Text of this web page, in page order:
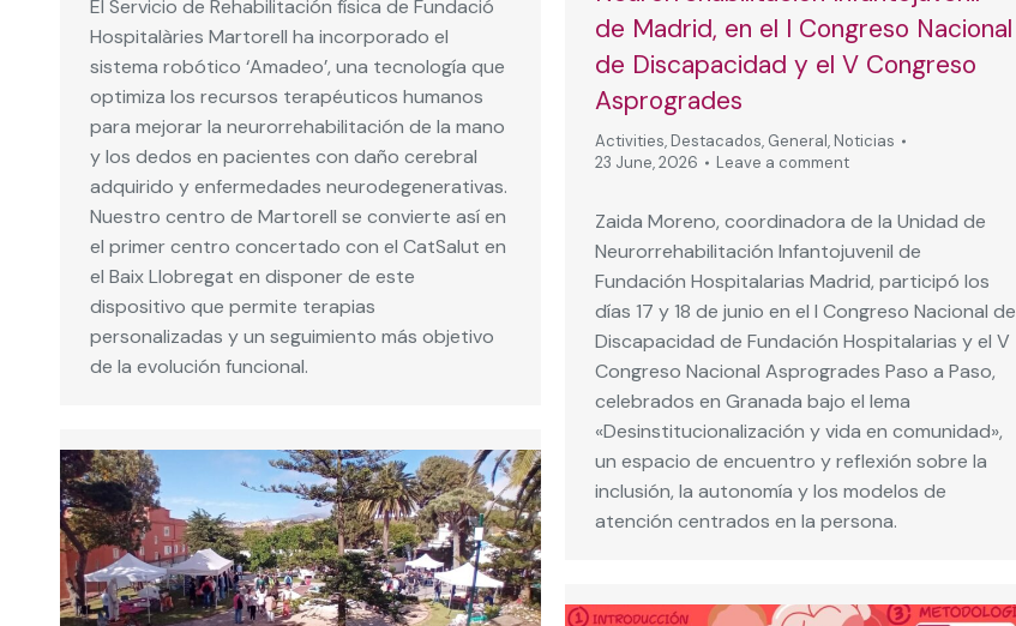
El Servicio de Rehabilitación física de Fundació
Hospitalàries Martorell ha incorporado el
sistema robótico ‘Amadeo’, una tecnología que
optimiza los recursos terapéuticos humanos
para mejorar la neurorrehabilitación de la mano
y los dedos en pacientes con daño cerebral
adquirido y enfermedades neurodegenerativas.
Nuestro centro de Martorell se convierte así en
el primer centro concertado con el CatSalut en
el Baix Llobregat en disponer de este
dispositivo que permite terapias
personalizadas y un seguimiento más objetivo
de la evolución funcional.
de Madrid, en el I Congreso Nacional
de Discapacidad y el V Congreso
Asprogrades
Activities, Destacados, General, Noticias
23 June, 2026
Leave a comment
Zaida Moreno, coordinadora de la Unidad de
Neurorrehabilitación Infantojuvenil de
Fundación Hospitalarias Madrid, participó los
días 17 y 18 de junio en el I Congreso Nacional de
Discapacidad de Fundación Hospitalarias y el V
Congreso Nacional Asprogrades Paso a Paso,
celebrados en Granada bajo el lema
«Desinstitucionalización y vida en comunidad»,
un espacio de encuentro y reflexión sobre la
inclusión, la autonomía y los modelos de
atención centrados en la persona.